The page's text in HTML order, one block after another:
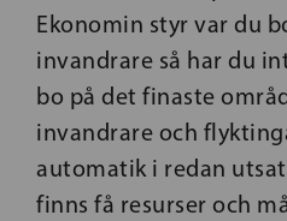
Ekonomin styr var du
invandrare så har du
bo på det finaste
invandrare och
automatik i redan
finns få resurser och